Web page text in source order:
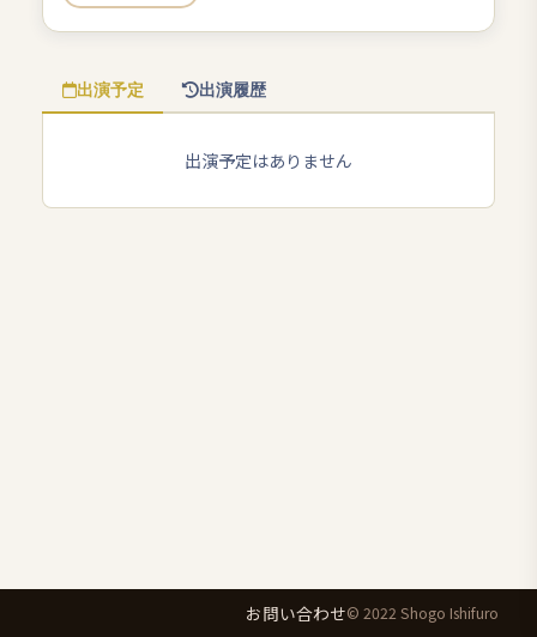
出演予定 出演履歴
出演予定はありません
お問い合わせ© 2022 Shogo Ishifuro